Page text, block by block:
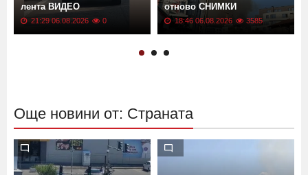
лента ВИДЕО
21:29 06.08.2026 0
отново СНИМКИ
18:46 06.08.2026 3585
Още новини от: Страната